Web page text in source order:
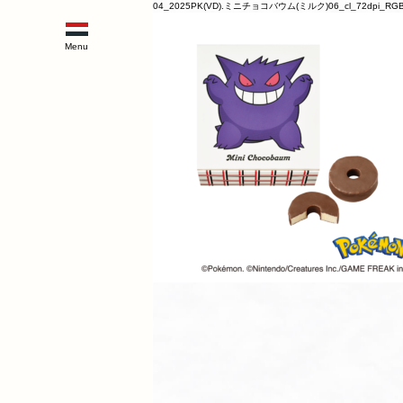
04_2025PK(VD).ミニチョコバウム(ミルク